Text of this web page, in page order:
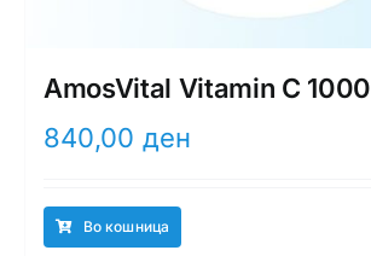
AmosVital Vitamin C 1000
840,00 ден
Во кошница